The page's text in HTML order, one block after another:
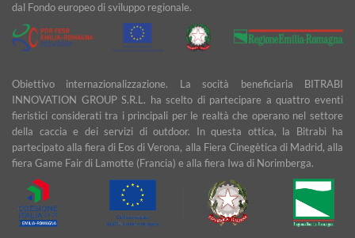
dal Fondo europeo di sviluppo regionale.
Obiettivo internazionalizzazione. La socità beneficiaria BITRABI
INNOVATION GROUP S.R.L. ha scelto di partecipare a quattro eventi
fieristici considerati tra i principali per le realtà che operano nel settore
della caccia e dei servizi di outdoor. In questa ottica, la Bitrabì ha
partecipato alla fiera di Eos di Verona, alla Fiera Cinegètica di Madrid, alla
fiera Game Fair di Lamotte (Francia) e alla fiera Iwa di Norimberga.